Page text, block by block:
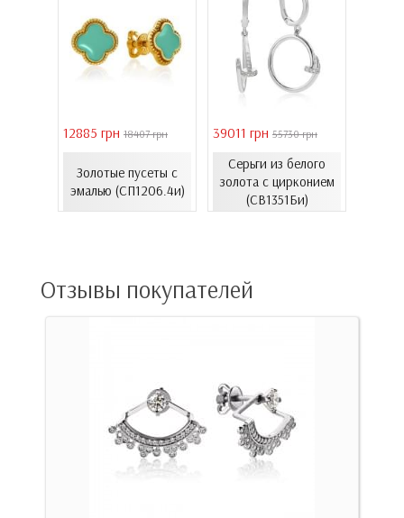
12885 грн 18407 грн
Золотые пусеты с
эмалью (СП1206.4и)
39011 грн 55730 грн
Серьги из белого
золота с цирконием
(СВ1351Би)
Отзывы покупателей